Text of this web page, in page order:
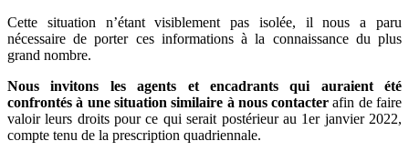
Cette situation n’étant visiblement pas isolée, il nous a paru
nécessaire de porter ces informations à la connaissance du plus
grand nombre.
Nous invitons les agents et encadrants qui auraient été
confrontés à une situation similaire à nous contacter afin de faire
valoir leurs droits pour ce qui serait postérieur au 1er janvier 2022,
compte tenu de la prescription quadriennale.